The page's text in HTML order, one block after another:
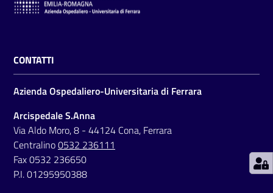
C
t
a
d
e
i
S
e
r
v
CONTATTI
Azienda Ospedaliero-Universitaria di Ferrara
Arcispedale S.Anna
Via Aldo Moro, 8 - 44124 Cona, Ferrara
Centralino0532 236111
Fax 0532 236650
P.I. 01295950388